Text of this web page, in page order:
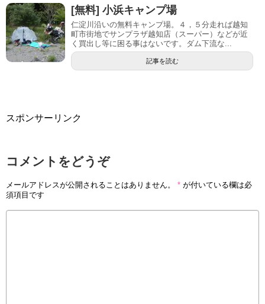
[無料] 小浜キャンプ場
仁淀川沿いの無料キャンプ場。４，５分走れば越知
町市街地でサンプラザ越知店（スーパー）などが近
く買出し等に困る事はないです。ダム下流な...
記事を読む
スポンサーリンク
コメントをどうぞ
メールアドレスが公開されることはありません。 * が付いている欄は必
須項目です